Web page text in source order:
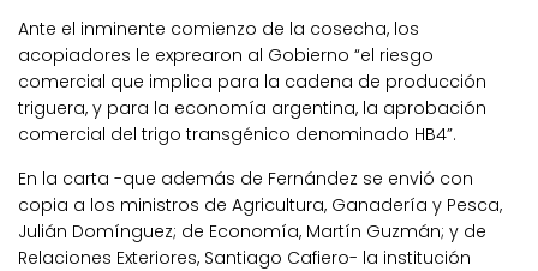
Ante el inminente comienzo de la cosecha, los
acopiadores le exprearon al Gobierno “el riesgo
comercial que implica para la cadena de producción
triguera, y para la economía argentina, la aprobación
comercial del trigo transgénico denominado HB4”.
En la carta -que además de Fernández se envió con
copia a los ministros de Agricultura, Ganadería y Pesca,
Julián Domínguez; de Economía, Martín Guzmán; y de
Relaciones Exteriores, Santiago Cafiero- la institución